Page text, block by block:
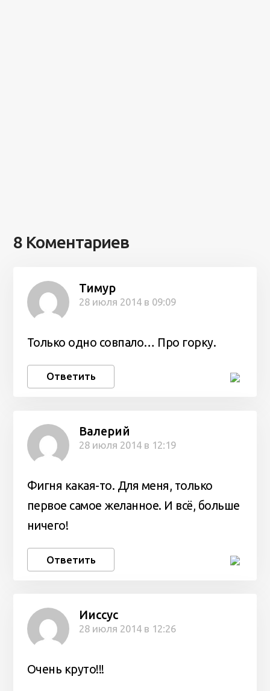
8 Коментариев
Тимур
28 июля 2014 в 09:09
Только одно совпало… Про горку.
Ответить
Валерий
28 июля 2014 в 12:19
Фигня какая-то. Для меня, только
первое самое желанное. И всё, больше
ничего!
Ответить
Ииссус
28 июля 2014 в 12:26
Очень круто!!!